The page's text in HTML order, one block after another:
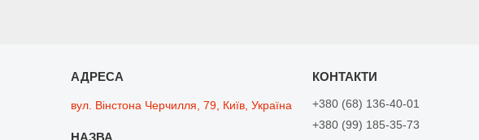
вул. Вінстона Черчилля, 79, Київ, Україна
+380 (68) 136-40-01
+380 (99) 185-35-73